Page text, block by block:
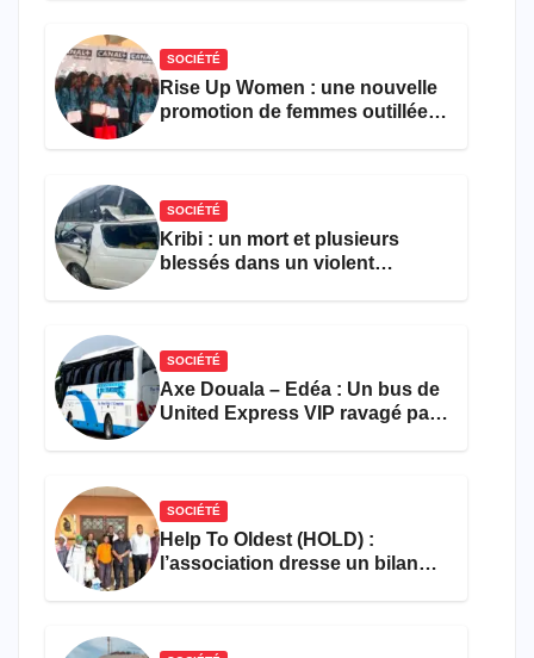
SOCIÉTÉ
Rise Up Women : une nouvelle
promotion de femmes outillées
SOCIÉTÉ
Kribi : un mort et plusieurs
blessés dans un violent
SOCIÉTÉ
Axe Douala – Edéa : Un bus de
United Express VIP ravagé par
SOCIÉTÉ
Help To Oldest (HOLD) :
l’association dresse un bilan